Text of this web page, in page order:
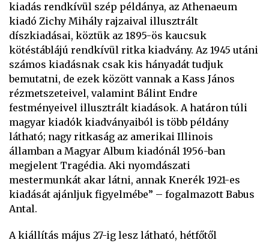
kiadás rendkívül szép példánya, az Athenaeum
kiadó Zichy Mihály rajzaival illusztrált
díszkiadásai, köztük az 1895-ös kaucsuk
kötéstáblájú rendkívül ritka kiadvány. Az 1945 utáni
számos kiadásnak csak kis hányadát tudjuk
bemutatni, de ezek között vannak a Kass János
rézmetszeteivel, valamint Bálint Endre
festményeivel illusztrált kiadások. A határon túli
magyar kiadók kiadványaiból is több példány
látható; nagy ritkaság az amerikai Illinois
államban a Magyar Album kiadónál 1956-ban
megjelent Tragédia. Aki nyomdászati
mestermunkát akar látni, annak Knerék 1921-es
kiadását ajánljuk figyelmébe” – fogalmazott Babus
Antal.
A kiállítás május 27-ig lesz látható, hétfőtől